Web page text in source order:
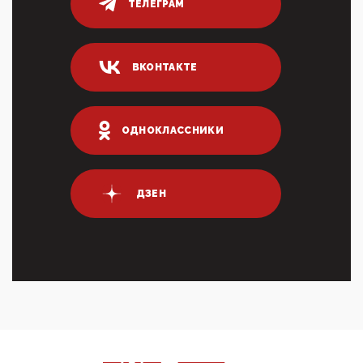
80% сирийцев в ФРГ должны вернуться на родину.
04:47, 10 Апреля 2026
ИНН для переводов по СБП это первый шаг из
логических двухЗаполнение ИНН при любых
переводах по ...
03:35, 10 Апреля 2026
Суммарное вознаграждение менеджменту в 15
крупных банках по итогам 2025 года превысило 63
03:01, 10 Апреля 2026
Террорист и убийца Буданов вальяжно сообщил,
что союзники просили Киев не наносить удары по
ТЕЛЕГРАМ
ВКОНТАКТЕ
ОДНОКЛАССНИКИ
ДЗЕН